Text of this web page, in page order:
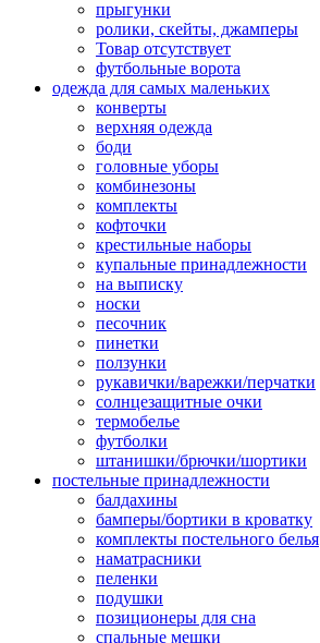
прыгунки
ролики, скейты, джамперы
Товар отсутствует
футбольные ворота
одежда для самых маленьких
конверты
верхняя одежда
боди
головные уборы
комбинезоны
комплекты
кофточки
крестильные наборы
купальные принадлежности
на выписку
носки
песочник
пинетки
ползунки
рукавички/варежки/перчатки
солнцезащитные очки
термобелье
футболки
штанишки/брючки/шортики
постельные принадлежности
балдахины
бамперы/бортики в кроватку
комплекты постельного белья
наматрасники
пеленки
подушки
позиционеры для сна
спальные мешки